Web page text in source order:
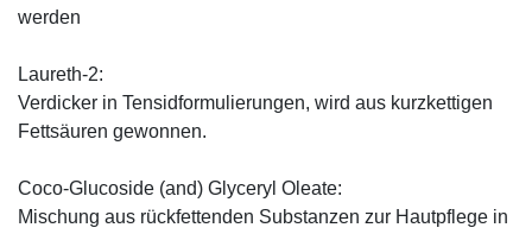
werden
Laureth-2:
Verdicker in Tensidformulierungen, wird aus kurzkettigen
Fettsäuren gewonnen.
Coco-Glucoside (and) Glyceryl Oleate:
Mischung aus rückfettenden Substanzen zur Hautpflege in